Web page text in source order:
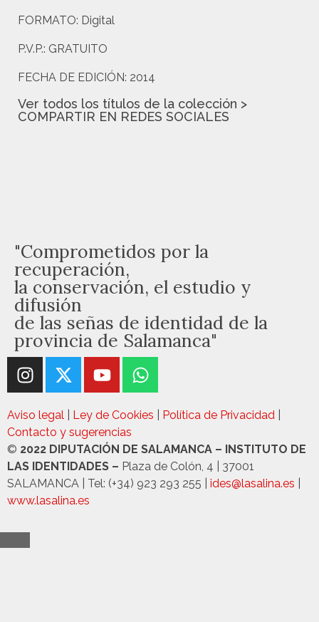
FORMATO: Digital
P.V.P.: GRATUITO
FECHA DE EDICIÓN: 2014
Ver todos los títulos de la colección >
COMPARTIR EN REDES SOCIALES
"Comprometidos por la
recuperación,
la conservación, el estudio y
difusión
de las señas de identidad de la
provincia de Salamanca"
Aviso legal Ley de Cookies Política de Privacidad
Contacto y sugerencias
© 2022 DIPUTACIÓN DE SALAMANCA – INSTITUTO DE
LAS IDENTIDADES – Plaza de Colón, 4 | 37001
SALAMANCA | Tel: (+34) 923 293 255 | ides@lasalina.es
www.lasalina.es